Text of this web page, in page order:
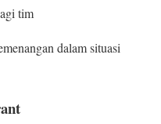
tim
dalam situasi